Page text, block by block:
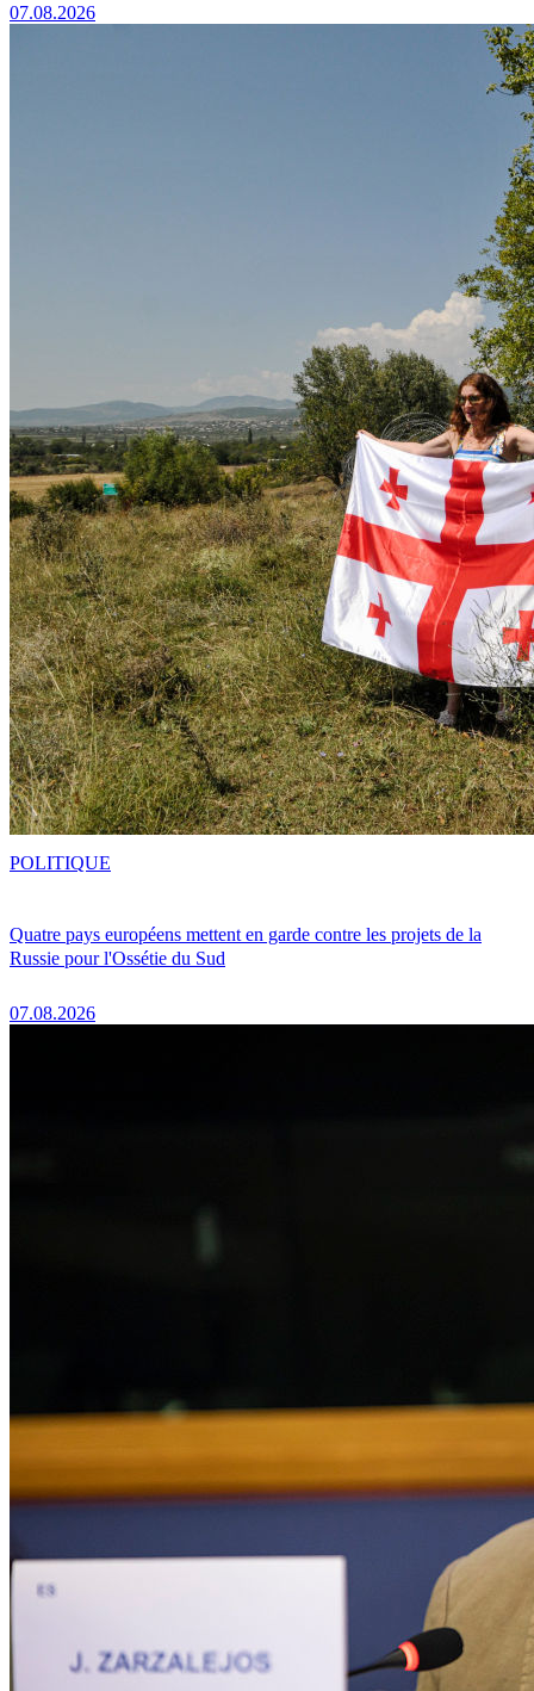
07.08.2026
Quatre pays européens mettent en garde contre les projets de la
Russie pour l'Ossétie du Sud
07.08.2026
POLITIQUE